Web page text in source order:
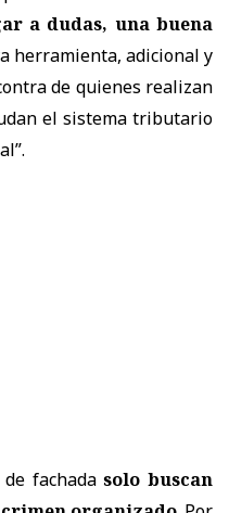
a dudas, una buena
herramienta, adicional y
de quienes realizan
el sistema tributario
de fachadasolo buscan